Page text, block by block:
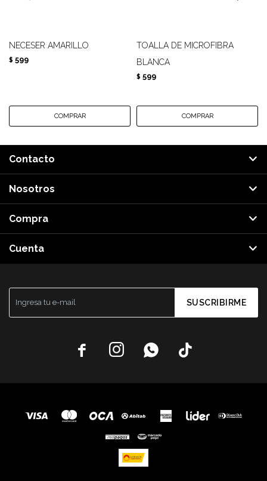
NECESER AMARILLO
$ 599
TOALLA DE MICROFIBRA
BLANCA
$ 599
SUSCRIBIRME
   
Contacto
Nosotros
Compra
Cuenta